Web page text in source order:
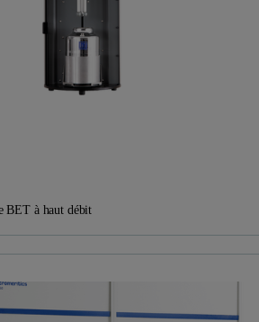
BET à haut débit